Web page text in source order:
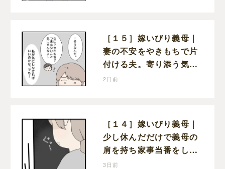
［１５］嫁いびり義母｜
妻の不安をやきもちで片
付ける夫。寄り添う気の
ない態度にモヤモヤが募
2日前
［１４］嫁いびり義母｜
少し休んだだけで義母の
肩を持ち家事当番をしな
かったと責める夫
3日前